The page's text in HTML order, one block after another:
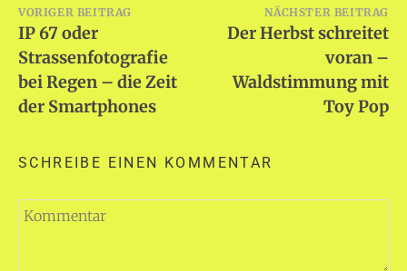
Beitragsnavigation
VORIGER BEITRAG
IP 67 oder
Strassenfotografie
bei Regen – die Zeit
der Smartphones
NÄCHSTER BEITRAG
Der Herbst schreitet
voran –
Waldstimmung mit
Toy Pop
SCHREIBE EINEN KOMMENTAR